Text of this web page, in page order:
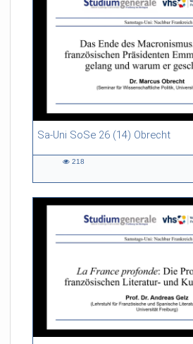
Sa-Uni SoSe 26 (14) Obrecht
46:53 duration
218